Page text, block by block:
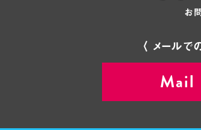
お
〈 メール
Mail